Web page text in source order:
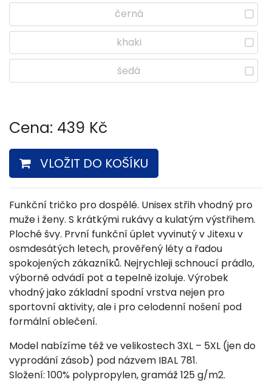
černá
khaki
šedá
Cena: 439 Kč
VLOŽIT DO KOŠÍKU
Funkční tričko pro dospělé. Unisex střih vhodný pro
muže i ženy. S krátkými rukávy a kulatým výstřihem.
Ploché švy. První funkční úplet vyvinutý v Jitexu v
osmdesátých letech, prověřený léty a řadou
spokojených zákazníků. Nejrychleji schnoucí prádlo,
výborně odvádí pot a tepelně izoluje. Výrobek
vhodný jako základní spodní vrstva nejen pro
sportovní aktivity, ale i pro celodenní nošení pod
formální oblečení.
Model nabízíme též ve velikostech 3XL – 5XL (jen do
vyprodání zásob) pod názvem IBAL 781.
Složení: 100% polypropylen, gramáž 125 g/m2.